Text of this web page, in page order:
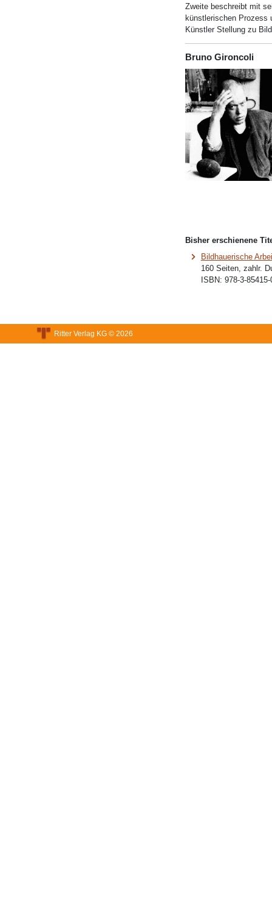
Zweite beschreibt mit
künstlerischen Prozess
Künstler Stellung zu
Bruno Gironcoli
Bisher erschienene
Bildhauerische
160 Seiten, zahlr.
ISBN: 978-3-85415-
Ritter Verlag KG © 2026